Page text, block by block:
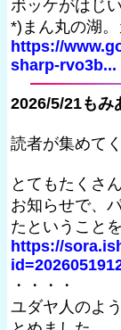
ボッケがはじ
*)まん丸の湖
https://
sharp-rvo3b...
2026/5/21もみ
読者が集めて
とてもたくさ
お知らせで、
たということ
https://
・・・・
ユダヤ人のよ